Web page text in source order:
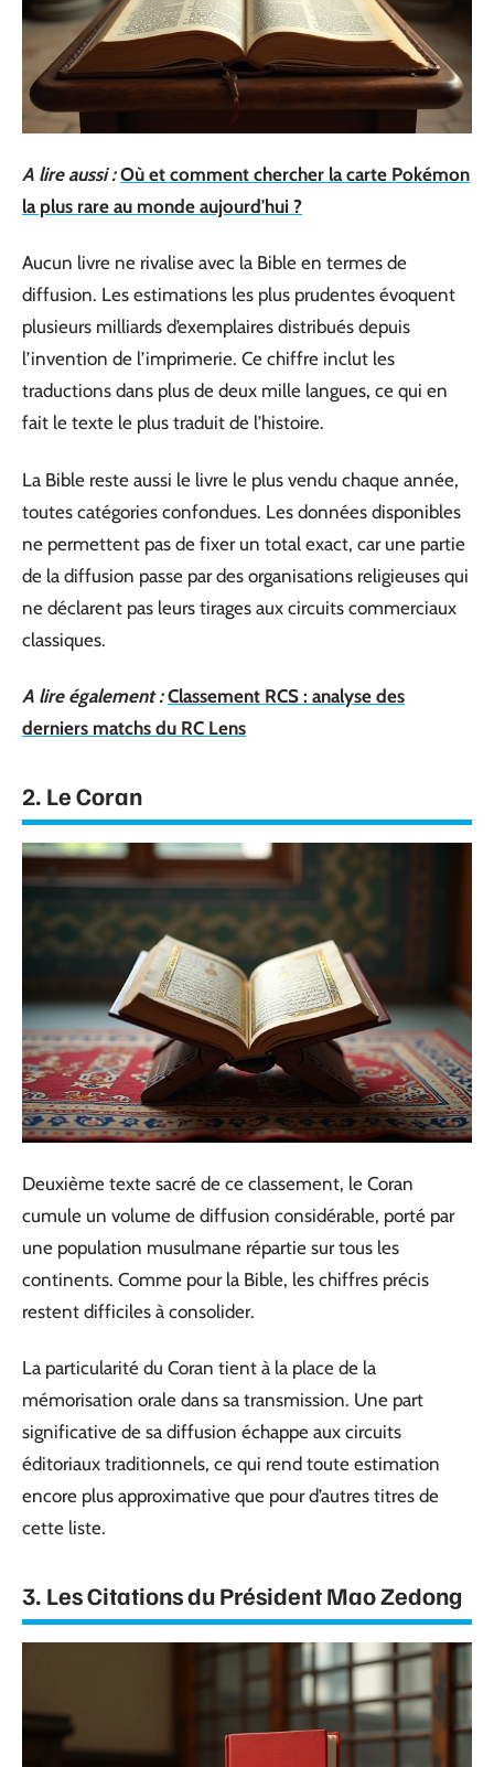
A lire aussi : Où et comment chercher la carte Pokémon
la plus rare au monde aujourd'hui ?
Aucun livre ne rivalise avec la Bible en termes de
diffusion. Les estimations les plus prudentes évoquent
plusieurs milliards d’exemplaires distribués depuis
l’invention de l’imprimerie. Ce chiffre inclut les
traductions dans plus de deux mille langues, ce qui en
fait le texte le plus traduit de l’histoire.
La Bible reste aussi le livre le plus vendu chaque année,
toutes catégories confondues. Les données disponibles
ne permettent pas de fixer un total exact, car une partie
de la diffusion passe par des organisations religieuses qui
ne déclarent pas leurs tirages aux circuits commerciaux
classiques.
A lire également : Classement RCS : analyse des
derniers matchs du RC Lens
2. Le Coran
Deuxième texte sacré de ce classement, le Coran
cumule un volume de diffusion considérable, porté par
une population musulmane répartie sur tous les
continents. Comme pour la Bible, les chiffres précis
restent difficiles à consolider.
La particularité du Coran tient à la place de la
mémorisation orale dans sa transmission. Une part
significative de sa diffusion échappe aux circuits
éditoriaux traditionnels, ce qui rend toute estimation
encore plus approximative que pour d’autres titres de
cette liste.
3. Les Citations du Président Mao Zedong